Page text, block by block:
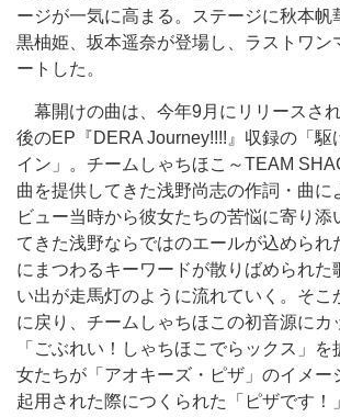
ージが一気に高まる。ステージに秋本帆
黒柚姫、坂本遥奈が登場し、ラストワン
ートした。
幕開けの曲は、今年9月にリリースさ
後のEP『DERA Journey!!!!』収録の「駆
イン」。チームしゃちほこ～TEAM
曲を提供してきた浅野尚志の作詞・曲に
ビュー当時から彼女たちの苦悩に寄り添
てきた浅野ならではのエールが込められ
にまつわるキーワードが散りばめられた
い出が走馬灯のように流れていく。そこ
に戻り、チームしゃちほこの初音源にカ
「ごぶれい！しゃちほこでらックス」
女たちが「アオキーズ・ピザ」のイメー
起用された際につくられた「ピザです！